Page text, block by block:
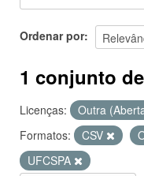
Sobre
Ordenar por
1 conjunto
Licenças: Outra
Formatos:
CSV
UFCSPA